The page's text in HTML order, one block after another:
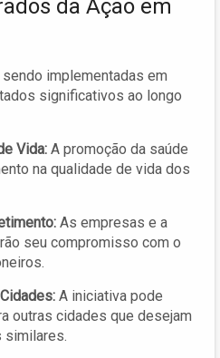
da Ação em
implementadas em
significativos ao longo
Vida: A promoção da saúde
na qualidade de vida dos
As empresas e a
seu compromisso com o
A iniciativa pode
outras cidades que desejam
similares.